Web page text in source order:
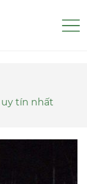
tín nhất